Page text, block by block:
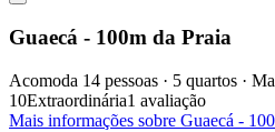
Guaecá - 100m da Praia
Acomoda 14 pessoas · 5 quartos ·
10Extraordinária1 avaliação
Mais informações sobre Guaecá -